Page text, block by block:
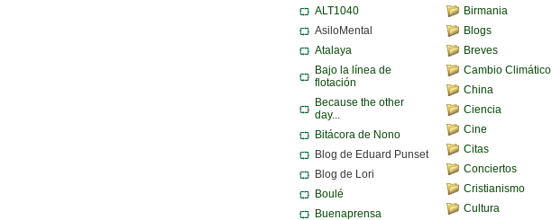
ALT1040
AsiloMental
Atalaya
Bajo la línea de
flotación
Because the other
day...
Bitácora de Nono
Blog de Eduard Punset
Blog de Lori
Boulé
Buenaprensa
Birmania
Blogs
Breves
Cambio Climático
China
Ciencia
Cine
Citas
Conciertos
Cristianismo
Cultura